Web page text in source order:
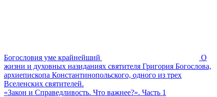
Богословия уме крайнейший
О
жизни и духовных назиданиях святителя Григория Богослова,
архиепископа Константинопольского, одного из трех
Вселенских святителей.
«Закон и Справедливость. Что важнее?». Часть 1